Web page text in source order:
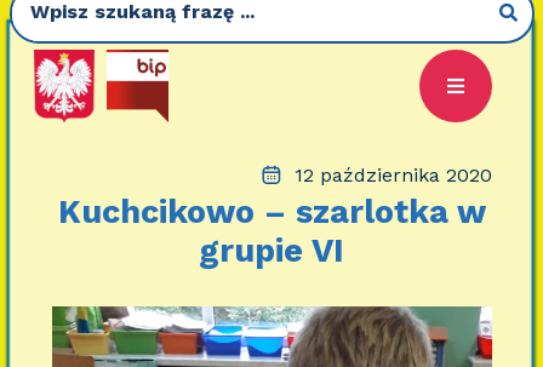
12 października 2020
Kuchcikowo – szarlotka w
grupie VI